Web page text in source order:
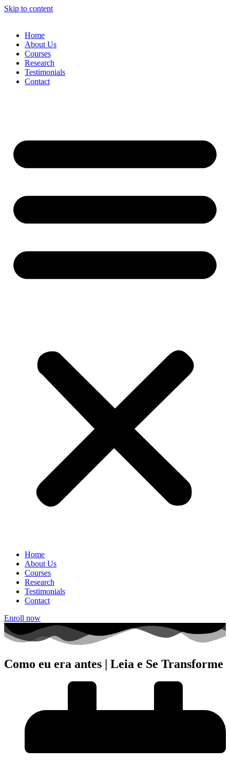
Skip to content
Home
About Us
Courses
Research
Testimonials
Contact
Home
About Us
Courses
Research
Testimonials
Contact
Enroll now
Como eu era antes | Leia e Se Transforme